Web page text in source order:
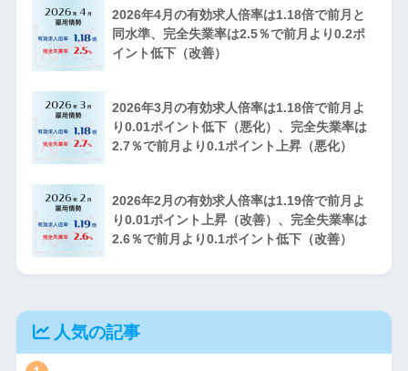
2026年4月の有効求人倍率は1.18倍で前月と
同水準、完全失業率は2.5％で前月より0.2ポ
イント低下（改善）
2026年3月の有効求人倍率は1.18倍で前月よ
り0.01ポイント低下（悪化）、完全失業率は
2.7％で前月より0.1ポイント上昇（悪化）
2026年2月の有効求人倍率は1.19倍で前月よ
り0.01ポイント上昇（改善）、完全失業率は
2.6％で前月より0.1ポイント低下（改善）
人気の記事